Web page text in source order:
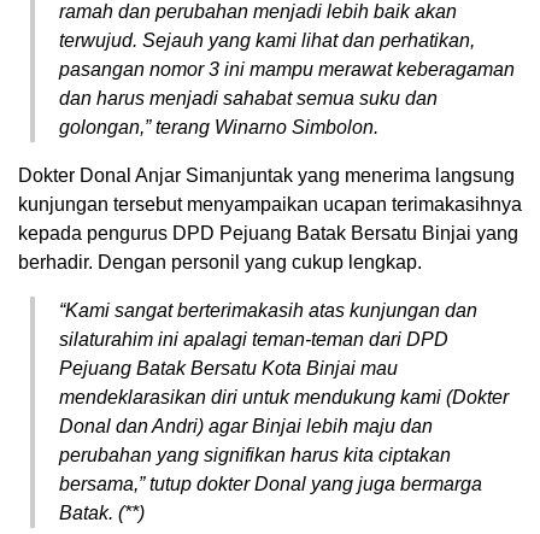
ramah dan perubahan menjadi lebih baik akan
terwujud. Sejauh yang kami lihat dan perhatikan,
pasangan nomor 3 ini mampu merawat keberagaman
dan harus menjadi sahabat semua suku dan
golongan,” terang Winarno Simbolon.
Dokter Donal Anjar Simanjuntak yang menerima langsung
kunjungan tersebut menyampaikan ucapan terimakasihnya
kepada pengurus DPD Pejuang Batak Bersatu Binjai yang
berhadir. Dengan personil yang cukup lengkap.
“Kami sangat berterimakasih atas kunjungan dan
silaturahim ini apalagi teman-teman dari DPD
Pejuang Batak Bersatu Kota Binjai mau
mendeklarasikan diri untuk mendukung kami (Dokter
Donal dan Andri) agar Binjai lebih maju dan
perubahan yang signifikan harus kita ciptakan
bersama,” tutup dokter Donal yang juga bermarga
Batak. (**)